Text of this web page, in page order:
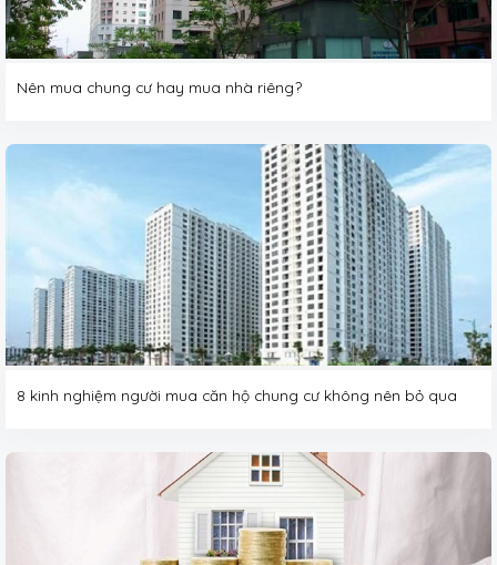
Nên mua chung cư hay mua nhà riêng?
8 kinh nghiệm người mua căn hộ chung cư không nên bỏ qua